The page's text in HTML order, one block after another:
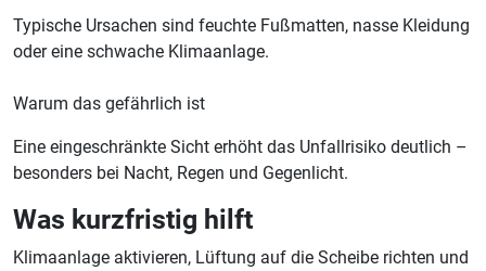
Typische Ursachen sind feuchte Fußmatten, nasse Kleidung
oder eine schwache Klimaanlage.
Warum das gefährlich ist
Eine eingeschränkte Sicht erhöht das Unfallrisiko deutlich –
besonders bei Nacht, Regen und Gegenlicht.
Was kurzfristig hilft
Klimaanlage aktivieren, Lüftung auf die Scheibe richten und